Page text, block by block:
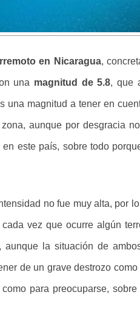
en Nicaragua,
una magnitud de 5.8, que
una magnitud a tener en
aunque por desgracia
este país, sobre todo
no fue muy alta, por
vez que ocurre algún
la situación de
de un grave destrozo
para preocuparse,